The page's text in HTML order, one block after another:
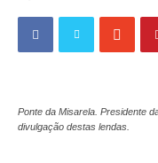
Ponte da Misarela. Presidente
divulgação destas lendas.